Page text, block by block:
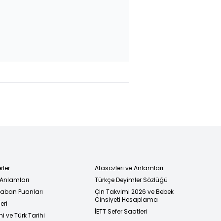
Puanları
ve Türk Tarihi
Atasözleri ve Anlamları
Türkçe Deyimler Sözlüğü
Çin Takvimi 2026 ve Bebek
Cinsiyeti Hesaplama
İETT Sefer Saatleri